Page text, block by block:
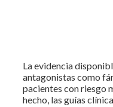
La evidencia
antagonistas como
pacientes con riesgo
hecho, las guías